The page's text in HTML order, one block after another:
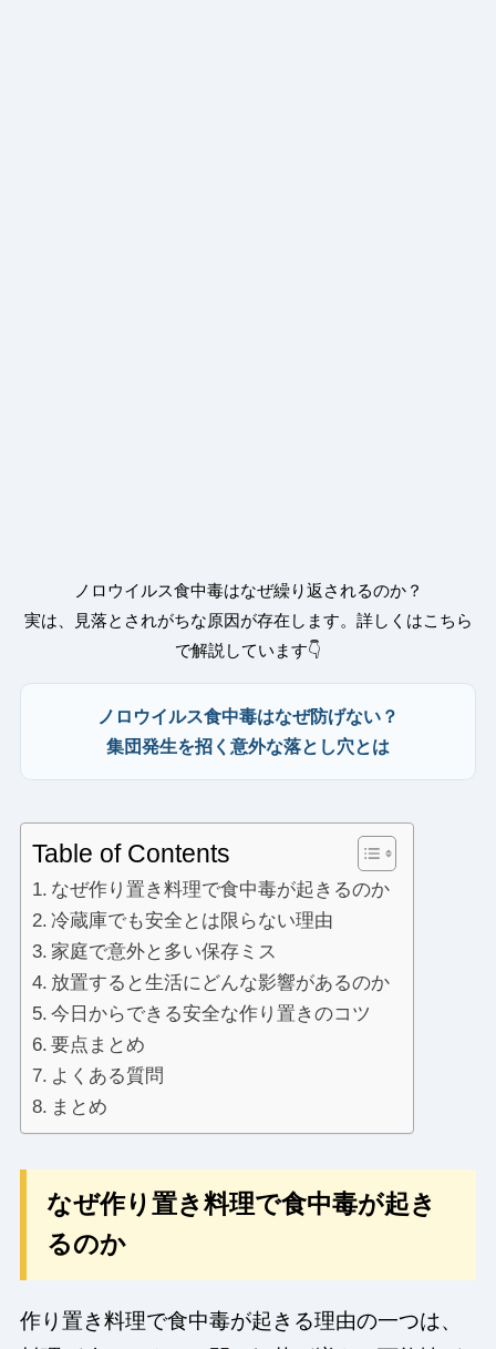
ノロウイルス食中毒はなぜ繰り返されるのか？
実は、見落とされがちな原因が存在します。詳しくはこちら
で解説しています👇
ノロウイルス食中毒はなぜ防げない？
集団発生を招く意外な落とし穴とは
Table of Contents
なぜ作り置き料理で食中毒が起きるのか
冷蔵庫でも安全とは限らない理由
家庭で意外と多い保存ミス
放置すると生活にどんな影響があるのか
今日からできる安全な作り置きのコツ
要点まとめ
よくある質問
まとめ
なぜ作り置き料理で食中毒が起き
るのか
作り置き料理で食中毒が起きる理由の一つは、